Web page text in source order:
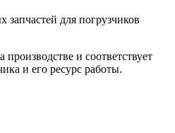
для погрузчиков
и соответствует
и его ресурс работы.